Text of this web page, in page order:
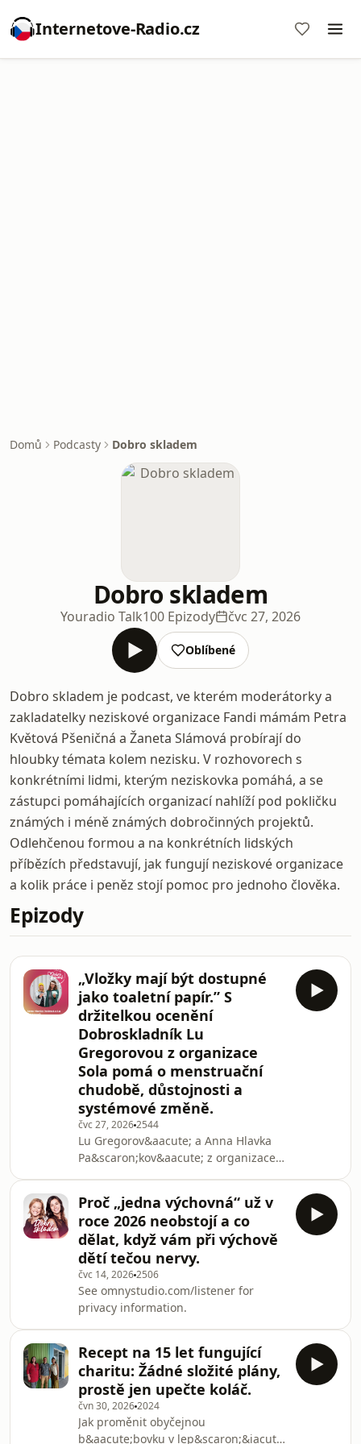
Internetove-Radio.cz
Domů Podcasty Dobro skladem
Dobro skladem
Youradio Talk100 Epizody čvc 27, 2026
Oblíbené
Dobro skladem je podcast, ve kterém moderátorky a
zakladatelky neziskové organizace Fandi mámám Petra
Květová Pšeničná a Žaneta Slámová probírají do
hloubky témata kolem nezisku. V rozhovorech s
konkrétními lidmi, kterým neziskovka pomáhá, a se
zástupci pomáhajících organizací nahlíží pod pokličku
známých i méně známých dobročinných projektů.
Odlehčenou formou a na konkrétních lidských
příbězích představují, jak fungují neziskové organizace
a kolik práce i peněz stojí pomoc pro jednoho člověka.
Epizody
„Vložky mají být dostupné
jako toaletní papír.” S
držitelkou ocenění
Dobroskladník Lu
Gregorovou z organizace
Sola pomá o menstruační
chudobě, důstojnosti a
systémové změně.
čvc 27, 20262544
Lu Gregorov&aacute; a Anna Hlavka
Pa&scaron;kov&aacute; z organizace
Dobroskladn&iacute;k kterou
každ&yacute; měs&iacute;c uděluje
podcast Dobro skladem. Za
pr&aacute;ci, kter&aacute; začala jako
občansk&aacute; iniciativa a postupně
přerostla v syst&eacute;movou
změnu. Podařilo se jim dostat
t&eacute;ma menstruace z roviny
studu a tabu do ve
Proč „jedna výchovná“ už v
roce 2026 neobstojí a co
dělat, když vám při výchově
dětí tečou nervy.
čvc 14, 20262506
See omnystudio.com/listener for
privacy information.
Recept na 15 let fungující
charitu: Žádné složité plány,
prostě jen upečte koláč.
čvn 30, 20262024
Jak proměnit obyčejnou
b&aacute;bovku v lep&scaron;&iacute;